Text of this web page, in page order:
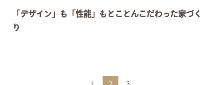
「デザイン」も「性能」もとことんこだわった家づく
り